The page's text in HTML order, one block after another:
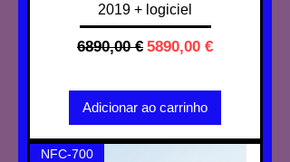
2019 + logiciel
Preço normal
6890,00 € Preço promocional
5890,00 €
Adicionar ao carrinho
NFC-700